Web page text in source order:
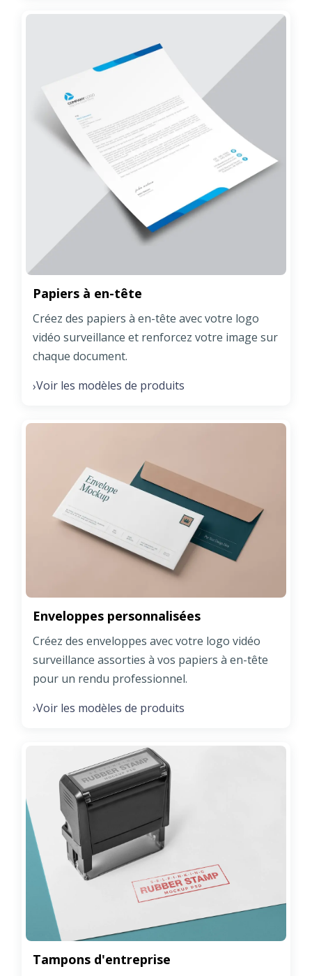
Papiers à en-tête
Créez des papiers à en-tête avec votre logo
vidéo surveillance et renforcez votre image sur
chaque document.
›Voir les modèles de produits
Enveloppes personnalisées
Créez des enveloppes avec votre logo vidéo
surveillance assorties à vos papiers à en-tête
pour un rendu professionnel.
›Voir les modèles de produits
Tampons d'entreprise